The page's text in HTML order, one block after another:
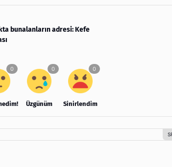
bunalanların adresi: Kefe
Üzgünüm Sinirlendim